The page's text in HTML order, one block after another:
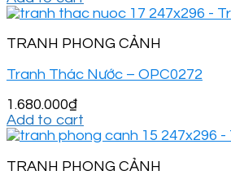
TRANH PHONG CẢNH
Tranh Thác Nước – OPC0272
1.680.000₫
Add to cart
TRANH PHONG CẢNH